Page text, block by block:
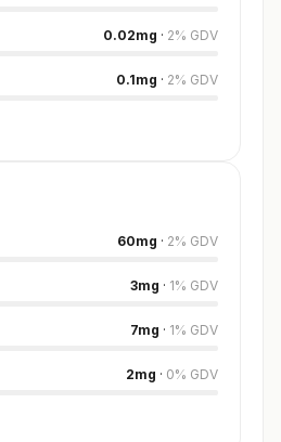
0.02mg · 2% GDV
0.1mg · 2% GDV
60mg · 2% GDV
3mg · 1% GDV
7mg · 1% GDV
2mg · 0% GDV